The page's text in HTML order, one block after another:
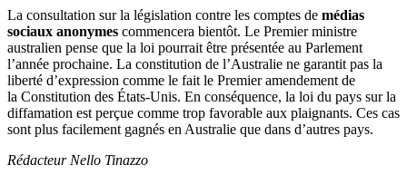
La consultation sur la législation contre les comptes de médias
sociaux anonymes commencera bientôt. Le Premier ministre
australien pense que la loi pourrait être présentée au Parlement
l’année prochaine. La constitution de l’Australie ne garantit pas la
liberté d’expression comme le fait le Premier amendement de
la Constitution des États-Unis. En conséquence, la loi du pays sur la
diffamation est perçue comme trop favorable aux plaignants. Ces cas
sont plus facilement gagnés en Australie que dans d’autres pays.
Rédacteur Nello Tinazzo